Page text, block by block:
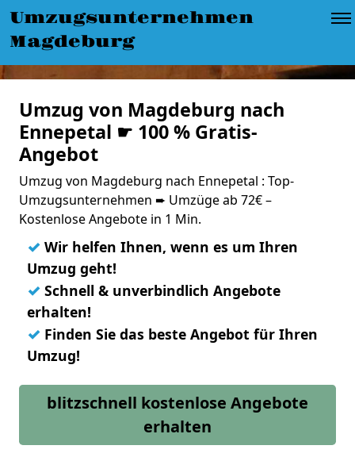
Umzugsunternehmen
Magdeburg
Umzug von Magdeburg nach
Ennepetal ☛ 100 % Gratis-
Angebot
Umzug von Magdeburg nach Ennepetal : Top-
Umzugsunternehmen ➨ Umzüge ab 72€ –
Kostenlose Angebote in 1 Min.
✓ Wir helfen Ihnen, wenn es um Ihren
Umzug geht!
✓ Schnell & unverbindlich Angebote
erhalten!
✓ Finden Sie das beste Angebot für Ihren
Umzug!
blitzschnell kostenlose Angebote
erhalten